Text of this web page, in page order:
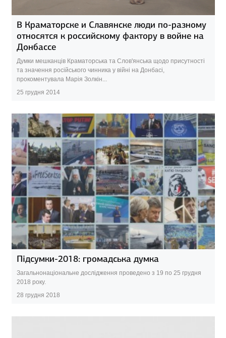
В Краматорске и Славянске люди по-разному
относятся к российскому фактору в войне на
Донбассе
Думки мешканців Краматорська та Слов'янська щодо присутності
та значення російського чинника у війні на Донбасі,
прокоментувала Марія Золкін...
25 грудня 2014
Підсумки-2018: громадська думка
Загальнонаціональне дослідження проведено з 19 по 25 грудня
2018 року.
28 грудня 2018